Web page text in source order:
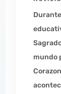
mundo